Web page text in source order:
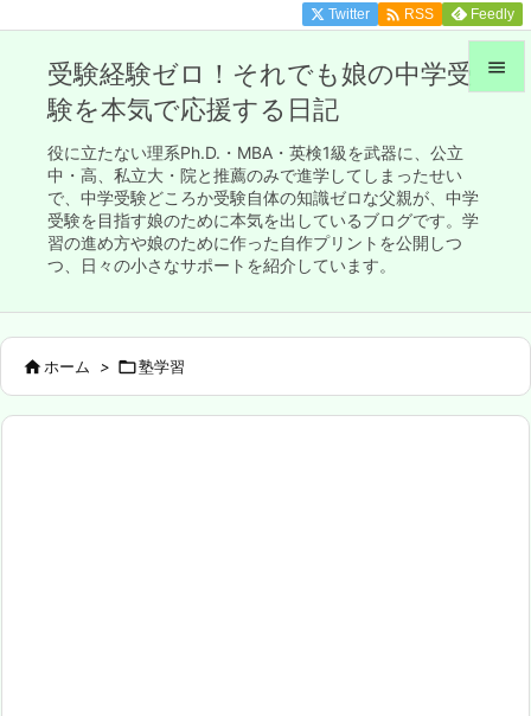
受験経験ゼロ！それでも娘の中学受
験を本気で応援する日記
役に立たない理系Ph.D.・MBA・英検1級を武器に、公立
中・高、私立大・院と推薦のみで進学してしまったせい
で、中学受験どころか受験自体の知識ゼロな父親が、中学
受験を目指す娘のために本気を出しているブログです。学
習の進め方や娘のために作った自作プリントを公開しつ
つ、日々の小さなサポートを紹介しています。

Twitter  RSS Feedly
ホーム > 塾学習